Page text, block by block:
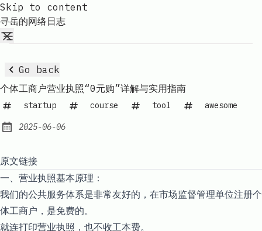
Skip to content
寻岳的网络日志
Go back
个体工商户营业执照“0元购”详解与实用指南
startup course tool awesome
Published:
2025-06-06
原文链接
一、营业执照基本原理：
我们的公共服务体系是非常友好的，在市场监督管理单位注册个
体工商户，是免费的。
就连打印营业执照，也不收工本费。